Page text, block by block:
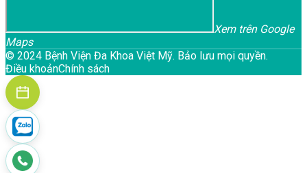
Xem trên Google
Maps
© 2024 Bệnh Viện Đa Khoa Việt Mỹ. Bảo lưu mọi quyền.
Điều khoảnChính sách